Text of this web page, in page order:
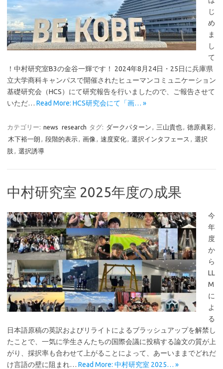
じ
め
ま
し
て
！中村研究室B3の金谷一輝です！ 2024年8月24日・25日に兵庫県
立大学商科キャンパスで開催されたヒューマンコミュニケーション
基礎研究会（HCS）にて研究報告を行いましたので、ご報告させて
いただ… Read More: HCS研究会にて「画… »
カテゴリー: news research タグ: ダークパターン , 三山貴也, 徳原眞彩,
木下裕一朗 , 段階的表示, 画像 , 速度変化, 選択インタフェース , 選択
肢 , 選択誘導
中村研究室 2025年度の成果
今
年
度
か
ら
LL
M
に
よ
る
日本語原稿の英訳およびリライトによるブラッシュアップを解禁し
たことで、一気に学生さんたちの国際会議に投稿する論文の質が上
がり、採択率も合わせて上がることによって、あーいままでどれだ
け言語の壁に阻まれ… Read More: 中村研究室 2025… »